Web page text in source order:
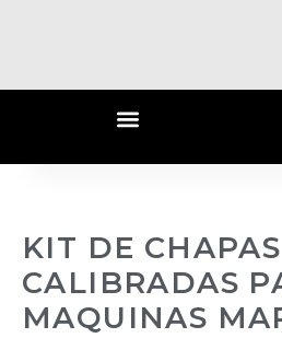
Menu
KIT DE CHAPAS
CALIBRADAS
MAQUINAS